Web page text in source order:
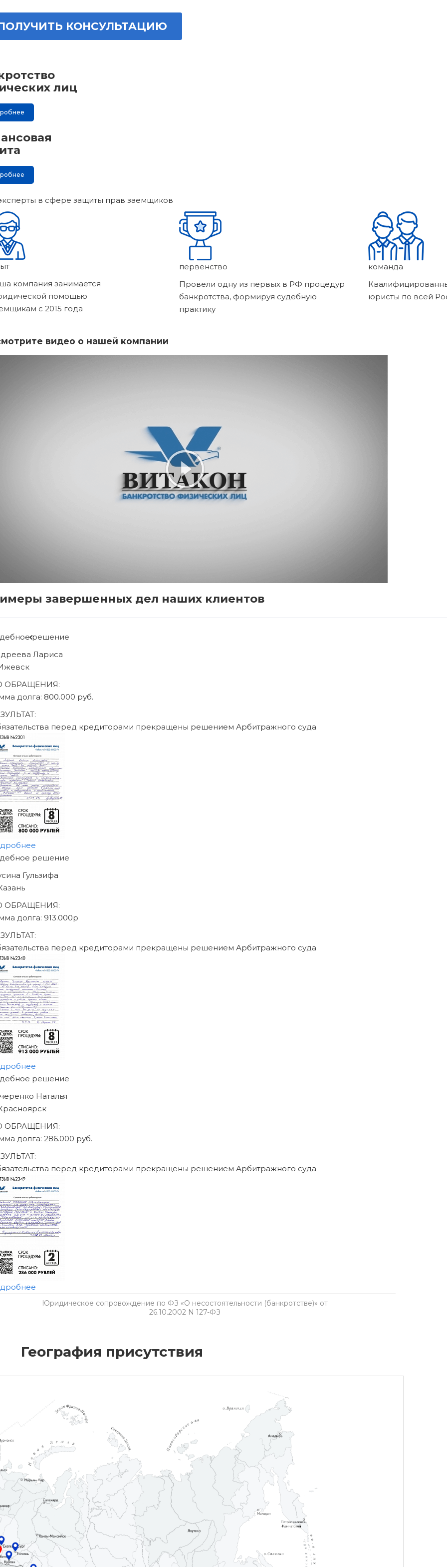
КОНСУЛЬТАЦИЮ
лиц
в сфере защиты прав заемщиков
компания занимается
помощью
с 2015 года
первенство
Провели одну из первых в РФ процедур
банкротства, формируя судебную
практику
команда
юристы по всей
видео о нашей компании
завершенных дел наших клиентов
решение
Людмила
Ижевск
ОБРАЩЕНИЯ:
долга: 470.000 руб.
перед кредиторами прекращены решением Арбитражного суда
ИЗБАВЛЯТЬСЯ
ДОЛГОВ
СЕГОДНЯ!
на консультацию
Юридическое сопровождение по ФЗ «О несостоятельности (банкротстве)» от
26.10.2002 N 127-ФЗ
География присутствия